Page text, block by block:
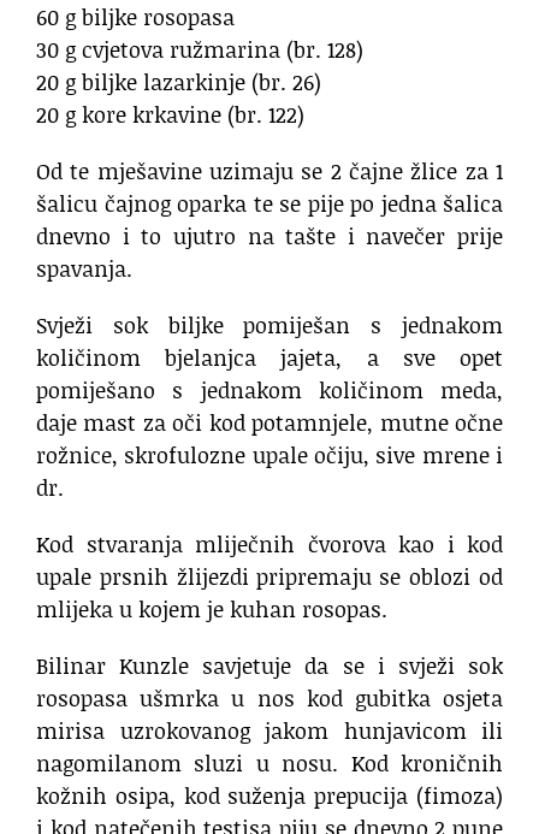
60 g biljke rosopasa
30 g cvjetova ružmarina (br. 128)
20 g biljke lazarkinje (br. 26)
20 g kore krkavine (br. 122)
Od te mješavine uzimaju se 2 čajne žlice za 1
šalicu čajnog oparka te se pije po jedna šalica
dnevno i to ujutro na tašte i navečer prije
spavanja.
Svježi sok biljke pomiješan s jednakom
količinom bjelanjca jajeta, a sve opet
pomiješano s jednakom količinom meda,
daje mast za oči kod potamnjele, mutne očne
rožnice, skrofulozne upale očiju, sive mrene i
dr.
Kod stvaranja mliječnih čvorova kao i kod
upale prsnih žlijezdi pripremaju se oblozi od
mlijeka u kojem je kuhan rosopas.
Bilinar Kunzle savjetuje da se i svježi sok
rosopasa ušmrka u nos kod gubitka osjeta
mirisa uzrokovanog jakom hunjavicom ili
nagomilanom sluzi u nosu. Kod kroničnih
kožnih osipa, kod suženja prepucija (fimoza)